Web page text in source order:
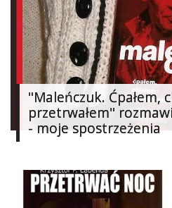
Moda
Zakupy
Kultura
Porady
ekspertów
Blogerek
Konkursy
"Maleńczuk. Ćpałem,
przetrwałem"
- moje spostrzeżenia